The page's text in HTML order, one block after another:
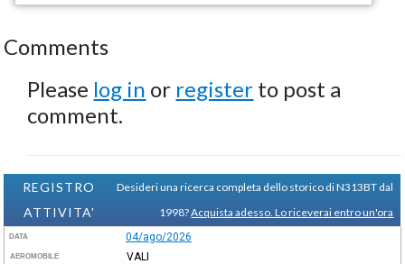
Comments
Please log in or register to post a
comment.
REGISTRO
ATTIVITA'
Desideri una ricerca completa dello storico di N313BT dal
1998?Acquista adesso. Lo riceverai entro un'ora
DATA 04/ago/2026
AEROMOBILE VALI